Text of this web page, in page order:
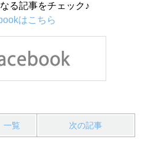
る記事をチェック♪
はこちら
一覧 次の記事